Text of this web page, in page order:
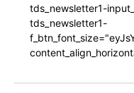
tds_newsletter1-
tds_newsletter1-